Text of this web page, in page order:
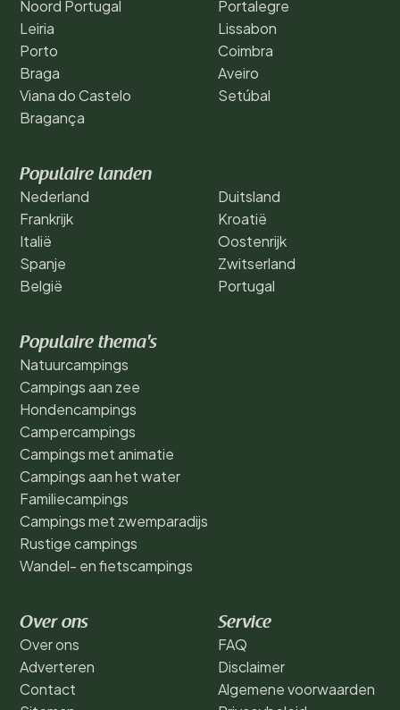
Noord Portugal
Leiria
Porto
Braga
Viana do Castelo
Bragança
Portalegre
Lissabon
Coimbra
Aveiro
Setúbal
Populaire landen
Nederland
Frankrijk
Italië
Spanje
België
Duitsland
Kroatië
Oostenrijk
Zwitserland
Portugal
Populaire thema's
Natuurcampings
Campings aan zee
Hondencampings
Campercampings
Campings met animatie
Campings aan het water
Familiecampings
Campings met zwemparadijs
Rustige campings
Wandel- en fietscampings
Over ons
Over ons
Adverteren
Contact
Service
FAQ
Disclaimer
Algemene voorwaarden